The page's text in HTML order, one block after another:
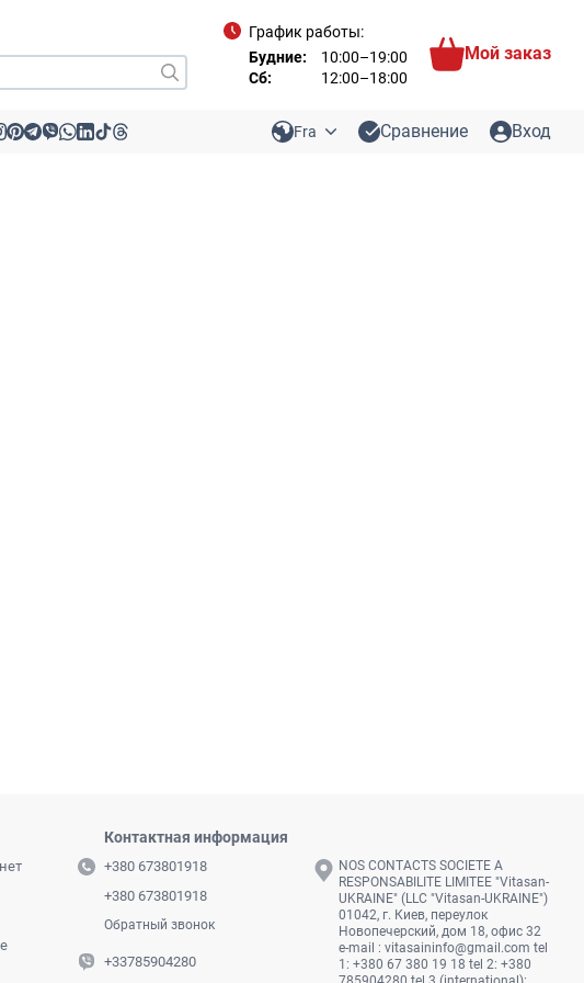
График работы:
Будние:
10:00–19:00
Сб:
12:00–18:00
Мой заказ
Fra Сравнение Вход
Контактная информация
+380 673801918
+380 673801918
Обратный звонок
+33785904280
NOS CONTACTS SOCIETE A
RESPONSABILITE LIMITEE "Vitasan-
UKRAINE" (LLC "Vitasan-UKRAINE")
01042, г. Киев, переулок
Новопечерский, дом 18, офис 32
e-mail : vitasaininfo@gmail.com
1: +380 67 380 19 18 tel 2: +380